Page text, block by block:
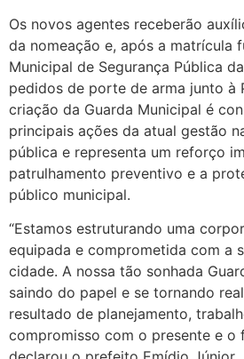
Os novos agentes receberão
da nomeação e, após a matrícula
Municipal de Segurança Pública
pedidos de porte de arma junto à
criação da Guarda Municipal é
principais ações da atual gestão
pública e representa um reforço
patrulhamento preventivo e a
público municipal.
“Estamos estruturando uma
equipada e comprometida com a
cidade. A nossa tão sonhada
saindo do papel e se tornando
resultado de planejamento,
compromisso com o presente e o